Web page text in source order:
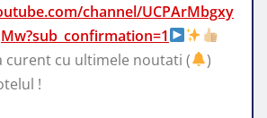
channel/UCPArMbgxy
curent cu ultimele noutati (
)
!